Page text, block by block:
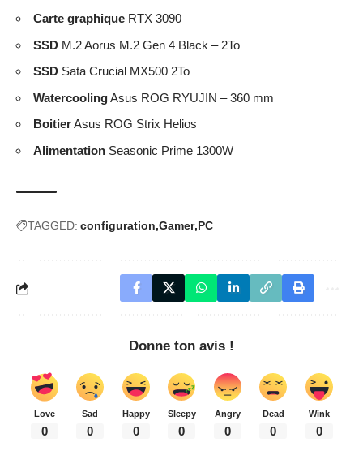
Carte graphique RTX 3090
SSD M.2 Aorus M.2 Gen 4 Black – 2To
SSD Sata Crucial MX500 2To
WatercoolingAsus ROG RYUJIN – 360 mm
BoitierAsus ROG Strix Helios
Alimentation Seasonic Prime 1300W
TAGGED: configuration Gamer PC
Donne ton avis !
Love
0
Sad
0
Happy
0
Sleepy
0
Angry
0
Dead
0
Wink
0